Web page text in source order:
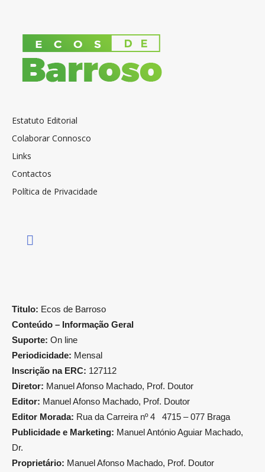
Estatuto Editorial
Colaborar Connosco
Links
Contactos
Política de Privacidade
Titulo: Ecos de Barroso
Conteúdo – Informação Geral
Suporte: On line
Periodicidade: Mensal
Inscrição na ERC: 127112
Diretor: Manuel Afonso Machado, Prof. Doutor
Editor: Manuel Afonso Machado, Prof. Doutor
Editor Morada: Rua da Carreira nº 4 4715 – 077 Braga
Publicidade e Marketing: Manuel António Aguiar Machado,
Dr.
Proprietário: Manuel Afonso Machado, Prof. Doutor